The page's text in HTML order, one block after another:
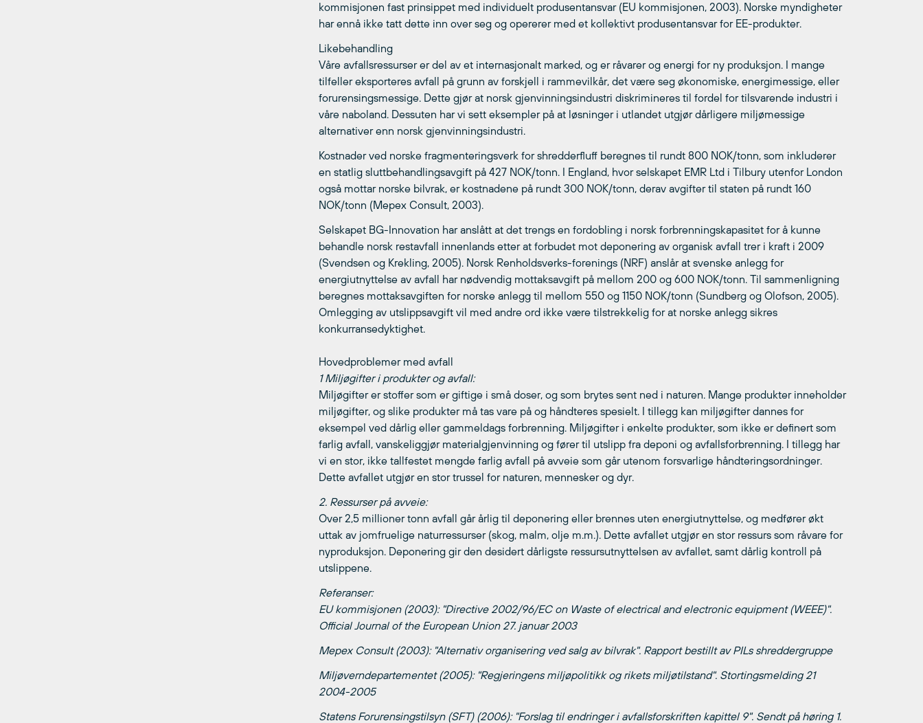
kommisjonen fast prinsippet med individuelt produsentansvar (EU kommisjonen, 2003). Norske myndigheter
har ennå ikke tatt dette inn over seg og opererer med et kollektivt produsentansvar for EE-produkter.
Likebehandling
Våre avfallsressurser er del av et internasjonalt marked, og er råvarer og energi for ny produksjon. I mange
tilfeller eksporteres avfall på grunn av forskjell i rammevilkår, det være seg økonomiske, energimessige, eller
forurensingsmessige. Dette gjør at norsk gjenvinningsindustri diskrimineres til fordel for tilsvarende industri i
våre naboland. Dessuten har vi sett eksempler på at løsninger i utlandet utgjør dårligere miljømessige
alternativer enn norsk gjenvinningsindustri.
Kostnader ved norske fragmenteringsverk for shredderfluff beregnes til rundt 800 NOK/tonn, som inkluderer
en statlig sluttbehandlingsavgift på 427 NOK/tonn. I England, hvor selskapet EMR Ltd i Tilbury utenfor London
også mottar norske bilvrak, er kostnadene på rundt 300 NOK/tonn, derav avgifter til staten på rundt 160
NOK/tonn (Mepex Consult, 2003).
Selskapet BG-Innovation har anslått at det trengs en fordobling i norsk forbrenningskapasitet for å kunne
behandle norsk restavfall innenlands etter at forbudet mot deponering av organisk avfall trer i kraft i 2009
(Svendsen og Krekling, 2005). Norsk Renholdsverks-forenings (NRF) anslår at svenske anlegg for
energiutnyttelse av avfall har nødvendig mottaksavgift på mellom 200 og 600 NOK/tonn. Til sammenligning
beregnes mottaksavgiften for norske anlegg til mellom 550 og 1150 NOK/tonn (Sundberg og Olofson, 2005).
Omlegging av utslippsavgift vil med andre ord ikke være tilstrekkelig for at norske anlegg sikres
konkurransedyktighet.
Hovedproblemer med avfall
1 Miljøgifter i produkter og avfall:
Miljøgifter er stoffer som er giftige i små doser, og som brytes sent ned i naturen. Mange produkter inneholder
miljøgifter, og slike produkter må tas vare på og håndteres spesielt. I tillegg kan miljøgifter dannes for
eksempel ved dårlig eller gammeldags forbrenning. Miljøgifter i enkelte produkter, som ikke er definert som
farlig avfall, vanskeliggjør materialgjenvinning og fører til utslipp fra deponi og avfallsforbrenning. I tillegg har
vi en stor, ikke tallfestet mengde farlig avfall på avveie som går utenom forsvarlige håndteringsordninger.
Dette avfallet utgjør en stor trussel for naturen, mennesker og dyr.
2. Ressurser på avveie:
Over 2,5 millioner tonn avfall går årlig til deponering eller brennes uten energiutnyttelse, og medfører økt
uttak av jomfruelige naturressurser (skog, malm, olje m.m.). Dette avfallet utgjør en stor ressurs som råvare for
nyproduksjon. Deponering gir den desidert dårligste ressursutnyttelsen av avfallet, samt dårlig kontroll på
utslippene.
Referanser:
EU kommisjonen (2003): "Directive 2002/96/EC on Waste of electrical and electronic equipment (WEEE)".
Official Journal of the European Union 27. januar 2003
Mepex Consult (2003): "Alternativ organisering ved salg av bilvrak". Rapport bestillt av PILs shreddergruppe
Miljøverndepartementet (2005): "Regjeringens miljøpolitikk og rikets miljøtilstand". Stortingsmelding 21
2004-2005
Statens Forurensingstilsyn (SFT) (2006): "Forslag til endringer i avfallsforskriften kapittel 9". Sendt på høring 1.